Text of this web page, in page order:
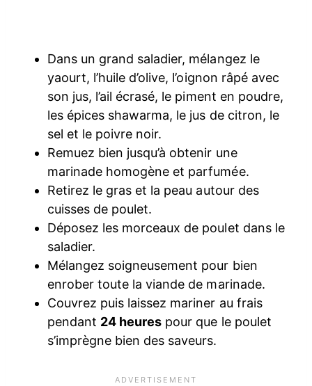
Dans un grand saladier, mélangez le
yaourt, l’huile d’olive, l’oignon râpé avec
son jus, l’ail écrasé, le piment en poudre,
les épices shawarma, le jus de citron, le
sel et le poivre noir.
Remuez bien jusqu’à obtenir une
marinade homogène et parfumée.
Retirez le gras et la peau autour des
cuisses de poulet.
Déposez les morceaux de poulet dans le
saladier.
Mélangez soigneusement pour bien
enrober toute la viande de marinade.
Couvrez puis laissez mariner au frais
pendant 24 heures pour que le poulet
s’imprègne bien des saveurs.